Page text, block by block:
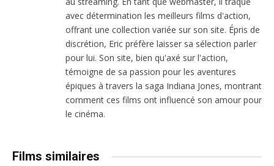
avec détermination les meilleurs films d'action,
offrant une collection variée sur son site. Épris de
discrétion, Eric préfère laisser sa sélection parler
pour lui. Son site, bien qu'axé sur l'action,
témoigne de sa passion pour les aventures
épiques à travers la saga Indiana Jones, montrant
comment ces films ont influencé son amour pour
le cinéma.
Films similaires